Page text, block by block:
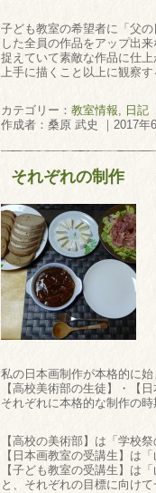
子ども教室の希望者に「父
した全員の作品をアップ出
捉えていて素敵な作品に仕上
上手に描くこと以上に観察
カテゴリー： 教室情報, 日記
作成者：桑原 武史 ｜2017年
それぞれの制作
私の日本画制作が本格的に始
【高校美術部の生徒】・【
それぞれに本格的な制作の時
【高校の美術部】は「学校
【日本画教室の受講生】は
【子ども教室の受講生】は
と、それぞれの目標に向け